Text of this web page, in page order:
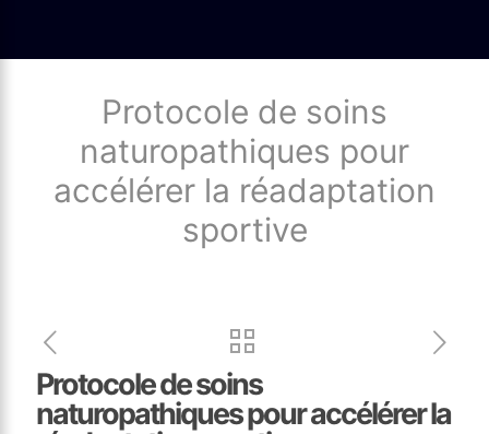
Protocole de soins
naturopathiques pour
accélérer la réadaptation
sportive
Protocole de soins
naturopathiques pour accélérer la